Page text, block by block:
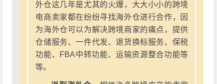
外仓这几年是尤其的火爆，大大小小的跨境
电商卖家都在纷纷寻找海外仓进行合作，因
为海外仓可以为解决跨境商家的痛点，提供
仓储服务、一件代发、退货换标服务、保税
功能、FBA中转功能、运输资源整合功能等
等。